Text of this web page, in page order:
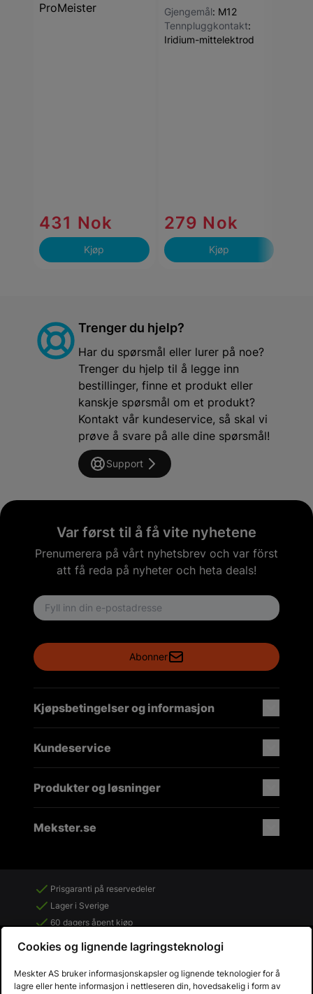
ProMeister
431 Nok
Kjøp
Gjengemål: M12
Tennpluggkontakt:
Iridium-mittelektrod
279 Nok
Kjøp
Trenger du hjelp?
Har du spørsmål eller lurer på noe?
Trenger du hjelp til å legge inn
bestillinger, finne et produkt eller
kanskje spørsmål om et produkt?
Kontakt vår kundeservice, så skal vi
prøve å svare på alle dine spørsmål!
Support
Var først til å få vite nyhetene
Prenumerera på vårt nyhetsbrev och var först
att få reda på nyheter och heta deals!
Email address
Abonner
Kjøpsbetingelser og informasjon
Kundeservice
Produkter og løsninger
Mekster.se
Prisgaranti på reservedeler
Lager i Sverige
60 dagers åpent kjøp
Gratis returer
Cookies og lignende lagringsteknologi
Meskter AS bruker informasjonskapsler og lignende teknologier for å
lagre eller hente informasjon i nettleseren din, hovedsakelig i form av